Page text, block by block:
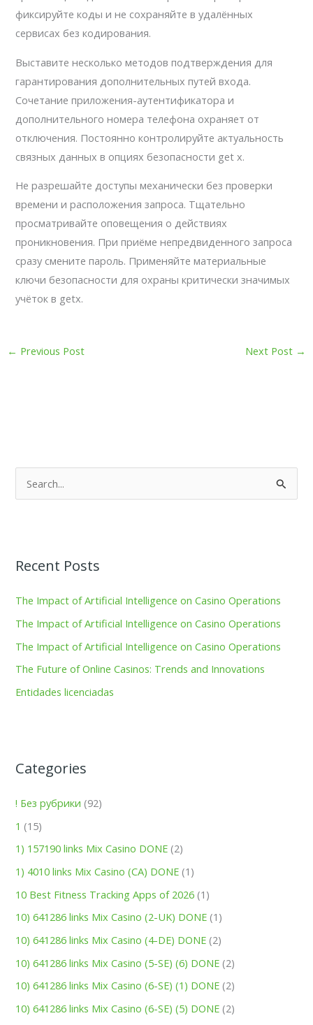
фиксируйте коды и не сохраняйте в удалённых
сервисах без кодирования.
Выставите несколько методов подтверждения для
гарантирования дополнительных путей входа.
Сочетание приложения-аутентификатора и
дополнительного номера телефона охраняет от
отключения. Постоянно контролируйте актуальность
связных данных в опциях безопасности get x.
Не разрешайте доступы механически без проверки
времени и расположения запроса. Тщательно
просматривайте оповещения о действиях
проникновения. При приёме непредвиденного запроса
сразу смените пароль. Применяйте материальные
ключи безопасности для охраны критически значимых
учёток в getx.
← Previous Post Next Post →
c
f
o
r
:
Recent Posts
The Impact of Artificial Intelligence on Casino Operations
The Impact of Artificial Intelligence on Casino Operations
The Impact of Artificial Intelligence on Casino Operations
The Future of Online Casinos: Trends and Innovations
Entidades licenciadas
Categories
! Без рубрики (92)
1 (15)
1) 157190 links Mix Casino DONE (2)
1) 4010 links Mix Casino (CA) DONE (1)
10 Best Fitness Tracking Apps of 2026 (1)
10) 641286 links Mix Casino (2-UK) DONE (1)
10) 641286 links Mix Casino (4-DE) DONE (2)
10) 641286 links Mix Casino (5-SE) (6) DONE (2)
10) 641286 links Mix Casino (6-SE) (1) DONE (2)
10) 641286 links Mix Casino (6-SE) (5) DONE (2)